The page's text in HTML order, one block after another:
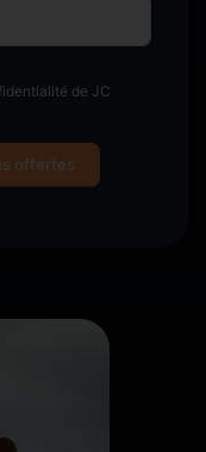
de JC
offertes